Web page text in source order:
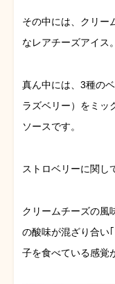
その中には、クリー
なレアチーズアイス。
真ん中には、3種の
ラズベリー）をミッ
ソースです。
ストロベリーに関し
クリームチーズの風
の酸味が混ざり合い
子を食べている感覚